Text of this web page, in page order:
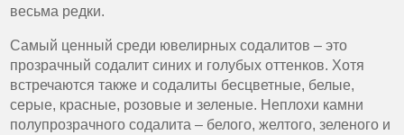
весьма редки.
Самый ценный среди ювелирных содалитов – это
прозрачный содалит синих и голубых оттенков. Хотя
встречаются также и содалиты бесцветные, белые,
серые, красные, розовые и зеленые. Неплохи камни
полупрозрачного содалита – белого, желтого, зеленого и